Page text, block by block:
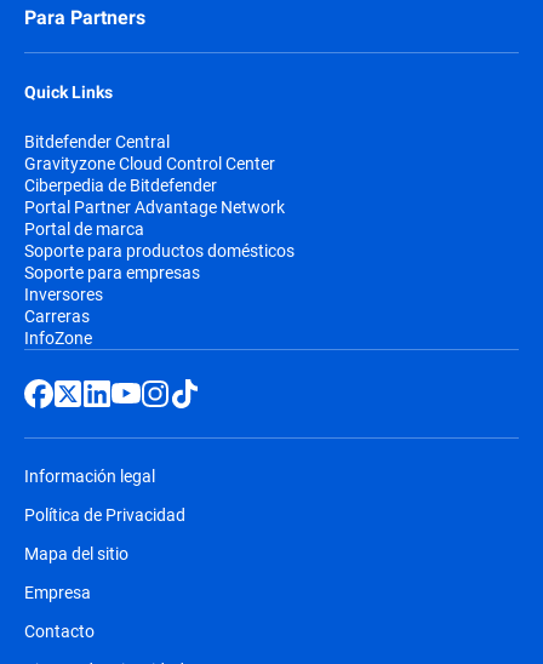
Para Partners
Quick Links
Bitdefender Central
Gravityzone Cloud Control Center
Ciberpedia de Bitdefender
Portal Partner Advantage Network
Portal de marca
Soporte para productos domésticos
Soporte para empresas
Inversores
Carreras
InfoZone
Información legal
Política de Privacidad
Mapa del sitio
Empresa
Contacto